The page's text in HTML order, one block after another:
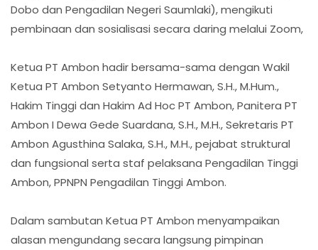
Dobo dan Pengadilan Negeri Saumlaki), mengikuti
pembinaan dan sosialisasi secara daring melalui Zoom,
Ketua PT Ambon hadir bersama-sama dengan Wakil
Ketua PT Ambon Setyanto Hermawan, S.H., M.Hum.,
Hakim Tinggi dan Hakim Ad Hoc PT Ambon, Panitera PT
Ambon I Dewa Gede Suardana, S.H., M.H., Sekretaris PT
Ambon Agusthina Salaka, S.H., M.H., pejabat struktural
dan fungsional serta staf pelaksana Pengadilan Tinggi
Ambon, PPNPN Pengadilan Tinggi Ambon.
Dalam sambutan Ketua PT Ambon menyampaikan
alasan mengundang secara langsung pimpinan